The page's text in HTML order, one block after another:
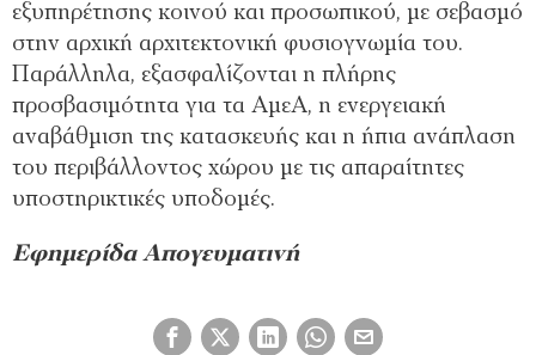
εξυπηρέτησης κοινού και προσωπικού, με σεβασμό
στην αρχική αρχιτεκτονική φυσιογνωμία του.
Παράλληλα, εξασφαλίζονται η πλήρης
προσβασιμότητα για τα ΑμεΑ, η ενεργειακή
αναβάθμιση της κατασκευής και η ήπια ανάπλαση
του περιβάλλοντος χώρου με τις απαραίτητες
υποστηρικτικές υποδομές.
Εφημερίδα Απογευματινή